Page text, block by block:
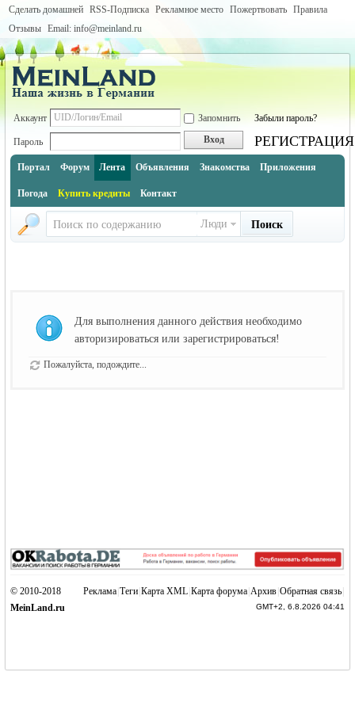
Сделать домашней RSS-Подписка Рекламное место Пожертвовать Правила
Отзывы Email: info@meinland.ru
Аккаунт Запомнить Забыли пароль?
Пароль Вход РЕГИСТРАЦИЯ
Портал Форум Лента Объявления Знакомства Приложения
Погода Купить кредиты Контакт
Люди Поиск
Для выполнения данного действия необходимо
авторизироваться или зарегистрироваться!
Пожалуйста, подождите...
Реклама Теги Карта XML Карта форума Архив Обратная связь
GMT+2, 6.8.2026 04:41
© 2010-2018
MeinLand.ru